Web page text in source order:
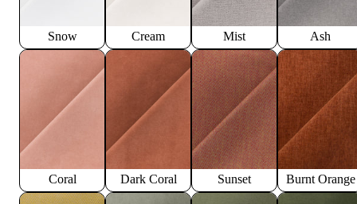
Snow Cream Mist Ash
Coral Dark Coral Sunset Burnt Orange